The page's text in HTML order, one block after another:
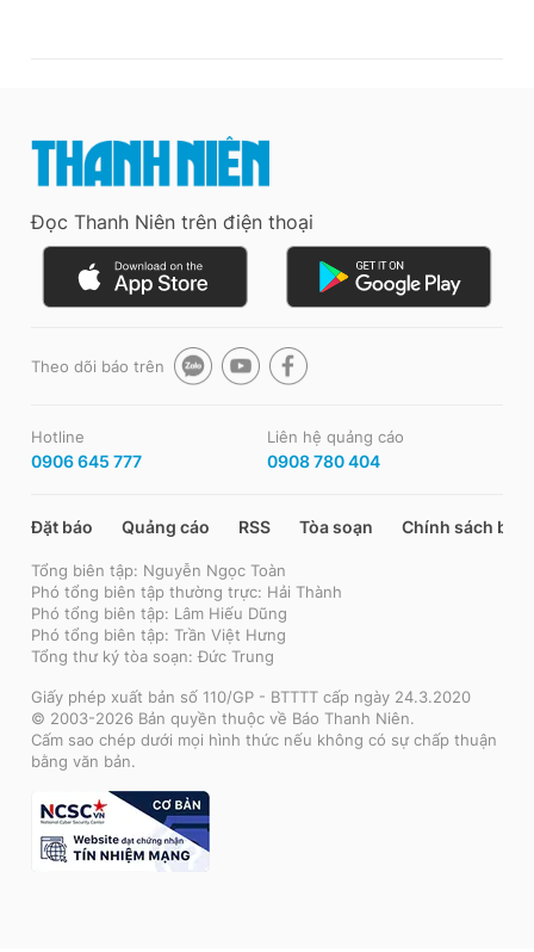
Đọc Thanh Niên trên điện thoại
Theo dõi báo trên
Hotline
0906 645 777
Liên hệ quảng cáo
0908 780 404
Đặt báo Quảng cáo RSS Tòa soạn Chính sách bảo
Tổng biên tập: Nguyễn Ngọc Toàn
Phó tổng biên tập thường trực: Hải Thành
Phó tổng biên tập: Lâm Hiếu Dũng
Phó tổng biên tập: Trần Việt Hưng
Tổng thư ký tòa soạn: Đức Trung
Giấy phép xuất bản số 110/GP - BTTTT cấp ngày 24.3.2020
© 2003-2026 Bản quyền thuộc về Báo Thanh Niên.
Cấm sao chép dưới mọi hình thức nếu không có sự chấp thuận
bằng văn bản.